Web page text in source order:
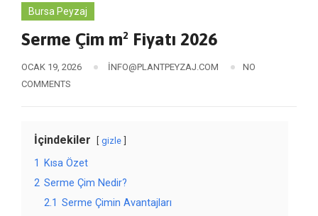
Bursa Peyzaj
Serme Çim m² Fiyatı 2026
OCAK 19, 2026 INFO@PLANTPEYZAJ.COM
NO
COMMENTS
İçindekiler gizle
1
Kısa Özet
2 Serme Çim Nedir?
2.1 Serme Çimin Avantajları